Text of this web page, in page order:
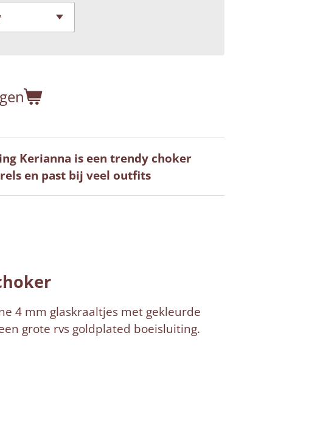
Kerianna is een trendy choker
en past bij veel outfits
4 mm glaskraaltjes met gekleurde
grote rvs goldplated boeisluiting.